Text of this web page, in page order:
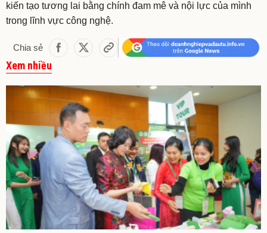
kiến tạo tương lai bằng chính đam mê và nội lực của mình
trong lĩnh vực công nghệ.
Chia sẻ
Xem nhiều